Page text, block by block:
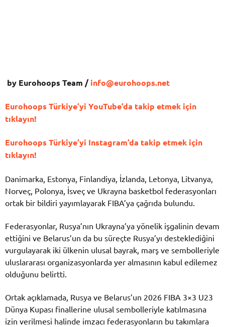
by Eurohoops Team /info@eurohoops.net
Eurohoops Türkiye’yi YouTube’da takip etmek için
tıklayın!
Eurohoops Türkiye’yi Instagram’da takip etmek için
tıklayın!
Danimarka, Estonya, Finlandiya, İzlanda, Letonya, Litvanya,
Norveç, Polonya, İsveç ve Ukrayna basketbol federasyonları
ortak bir bildiri yayımlayarak FIBA’ya çağrıda bulundu.
Federasyonlar, Rusya’nın Ukrayna’ya yönelik işgalinin devam
ettiğini ve Belarus’un da bu süreçte Rusya’yı desteklediğini
vurgulayarak iki ülkenin ulusal bayrak, marş ve sembolleriyle
uluslararası organizasyonlarda yer almasının kabul edilemez
olduğunu belirtti.
Ortak açıklamada, Rusya ve Belarus’un 2026 FIBA 3×3 U23
Dünya Kupası finallerine ulusal sembolleriyle katılmasına
izin verilmesi halinde imzacı federasyonların bu takımlara